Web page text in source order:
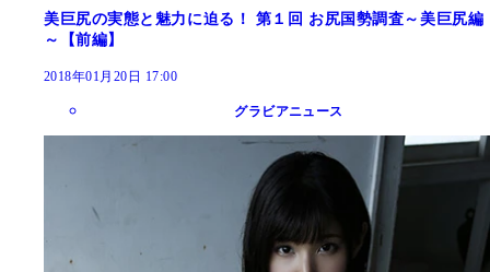
美巨尻の実態と魅力に迫る！ 第１回 お尻国勢調査～美巨尻編
～【前編】
2018年01月20日 17:00
グラビアニュース